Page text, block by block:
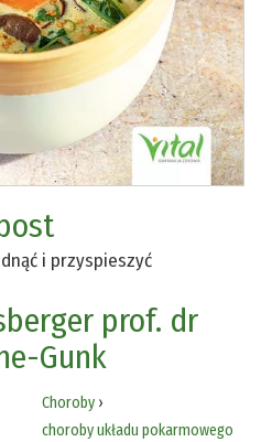
i przyspieszyć
prof. dr
Gunk
Choroby›
choroby układu pokarmowego